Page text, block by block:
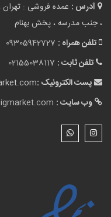
آدرس : عمده فروشی : تهران
، جنب مدرسه ، پخش بهنام
تلفن همراه : 09305942727
تلفن ثابت : 02155038117
پست الکترونیک :
وب سایت :